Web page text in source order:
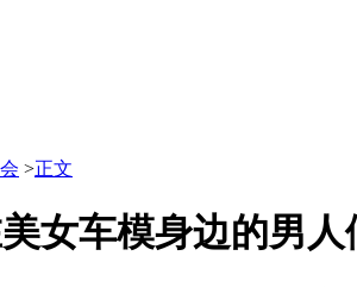
>正文
女车模身边的男人